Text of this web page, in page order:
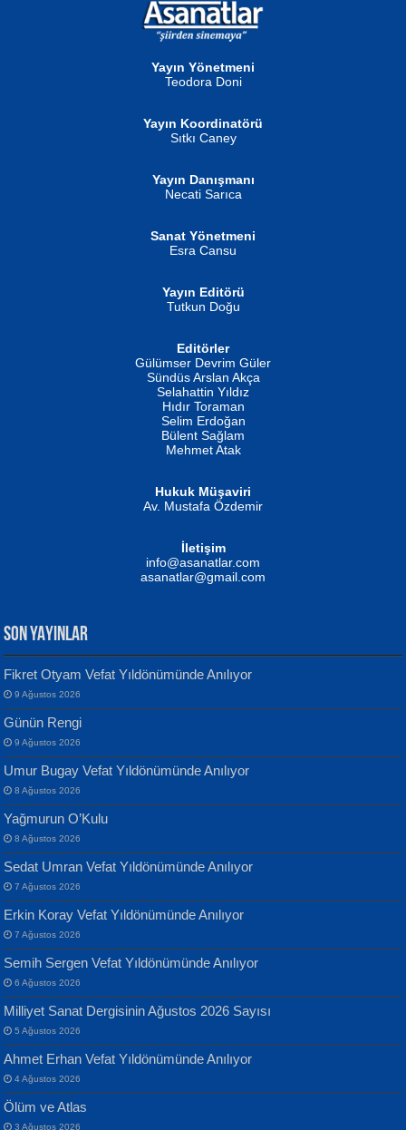
NURAN KÖSE BAYDAR
İSMAİL OKUTAN
Erkeklerin Kahrolması Ne Demektir
MUSTAFA KELOĞLU
Yarına İz Bırakmak...
ATİLLA ÖZEN
Sultan Olmadan Önce Eyüp...
EKREM KARABABA
Ben Deniz Değilim ki...
Evvel Zaman Tanrıçası...
Yılmaz Ekinci
Geceye Söylenen...
Banu Sancak
Defterimden İçeri...
İsmail Aydos
İnkisar...
Yayın Yönetmeni
Teodora Doni
Yayın Koordinatörü
Sıtkı Caney
Yayın Danışmanı
Necati Sarıca
Sanat Yönetmeni
Esra Cansu
Yayın Editörü
Tutkun Doğu
Editörler
Gülümser Devrim Güler
Sündüs Arslan Akça
Selahattin Yıldız
Hıdır Toraman
Selim Erdoğan
Bülent Sağlam
Mehmet Atak
Hukuk Müşaviri
Av. Mustafa Özdemir
İletişim
info@asanatlar.com
asanatlar@gmail.com
SON YAYINLAR
Fikret Otyam Vefat Yıldönümünde Anılıyor
9 Ağustos 2026
Günün Rengi
9 Ağustos 2026
Umur Bugay Vefat Yıldönümünde Anılıyor
8 Ağustos 2026
Yağmurun O’Kulu
8 Ağustos 2026
Sedat Umran Vefat Yıldönümünde Anılıyor
7 Ağustos 2026
Erkin Koray Vefat Yıldönümünde Anılıyor
7 Ağustos 2026
Semih Sergen Vefat Yıldönümünde Anılıyor
6 Ağustos 2026
Milliyet Sanat Dergisinin Ağustos 2026 Sayısı
5 Ağustos 2026
Ahmet Erhan Vefat Yıldönümünde Anılıyor
4 Ağustos 2026
Ölüm ve Atlas
3 Ağustos 2026